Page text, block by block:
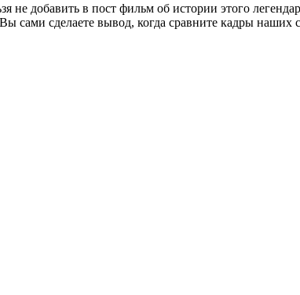
не добавить в пост фильм об истории этого
сами сделаете вывод, когда сравните кадры